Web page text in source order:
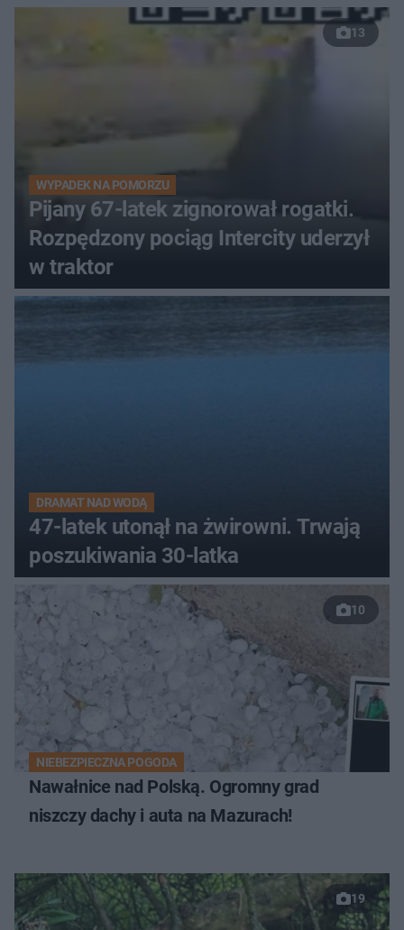
13
WYPADEK NA POMORZU
Pijany 67-latek zignorował rogatki.
Rozpędzony pociąg Intercity uderzył
w traktor
DRAMAT NAD WODĄ
47-latek utonął na żwirowni. Trwają
poszukiwania 30-latka
10
NIEBEZPIECZNA POGODA
Nawałnice nad Polską. Ogromny grad
niszczy dachy i auta na Mazurach!
19